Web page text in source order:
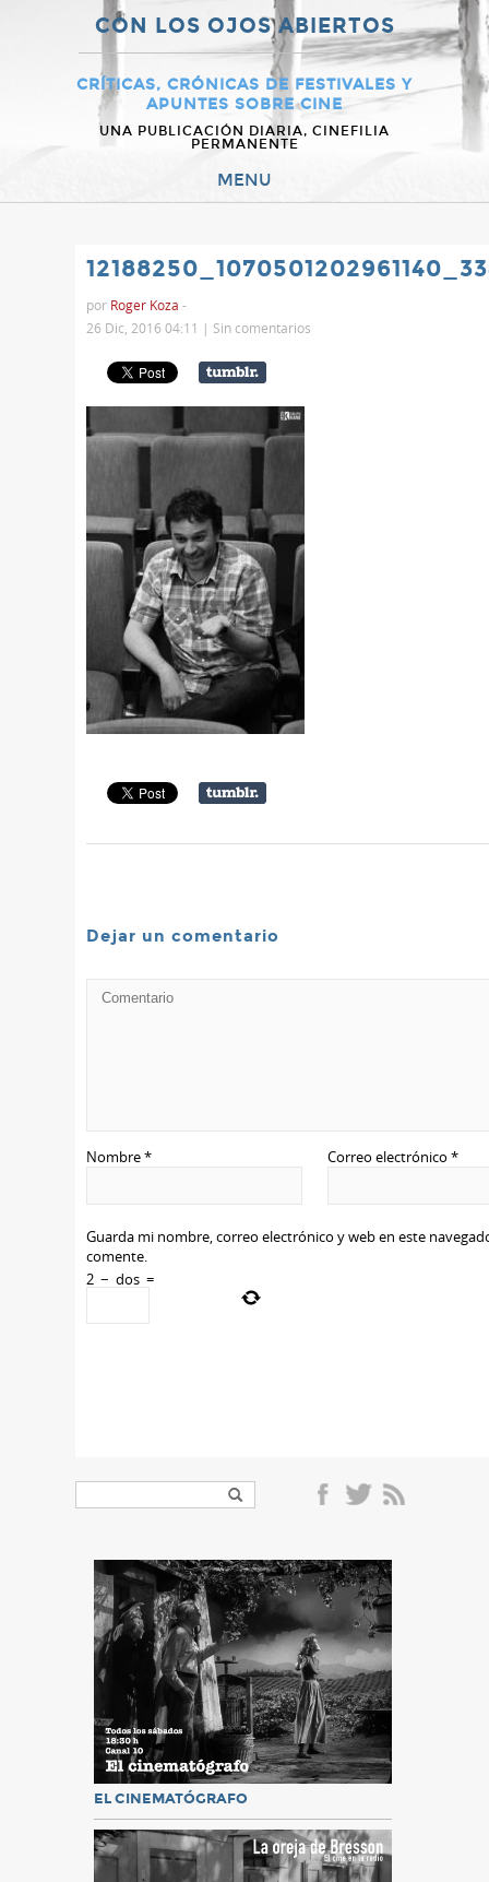
CON LOS OJOS ABIERTOS
CRÍTICAS, CRÓNICAS DE FESTIVALES Y
APUNTES SOBRE CINE
UNA PUBLICACIÓN DIARIA, CINEFILIA
PERMANENTE
MENU
por Roger Koza -
26 Dic, 2016 04:11 | Sin comentarios
Dejar un comentario
Nombre* Correo electrónico *
Guarda mi nombre, correo electrónico y web en este
comente.
2 − dos =
EL CINEMATÓGRAFO